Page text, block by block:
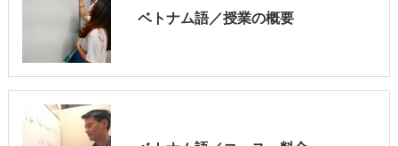
ベトナム語／授業の概要